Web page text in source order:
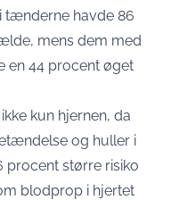
havde 86
mens dem med
en 44 procent øget
kun hjernen, da
og huller i
procent større risiko
blodprop i hjertet